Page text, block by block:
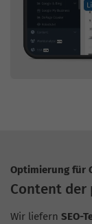
Optimierung für
Content
Wir liefern SEO-